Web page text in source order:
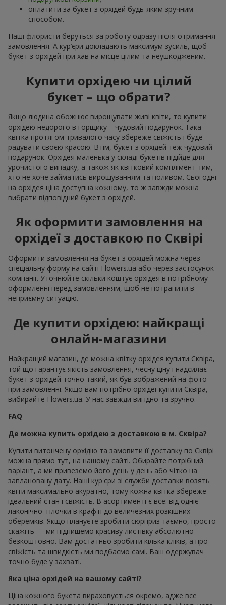
оплатити за букет з орхідей будь-яким зручним
способом.
Наші флористи беруться за роботу одразу після отримання
замовлення. А кур’єри докладають максимум зусиль, щоб
букет з орхідей приїхав на місце цілим та неушкодженим.
Купити орхідею чи цілий
букет – що обрати?
Якщо людина обожнює вирощувати живі квіти, то купити
орхідею недорого в горщику – чудовий подарунок. Така
квітка протягом тривалого часу збереже свіжість і буде
радувати своєю красою. Втім, букет з орхідей теж чудовий
подарунок. Орхідея маленька у складі букетів підійде для
урочистого випадку, а також як квітковий комплімент тим,
хто не хоче займатись вирощуванням та поливом. Сьогодні
на орхідея ціна доступна кожному, то ж завжди можна
вибрати відповідний букет з орхідей.
Як оформити замовлення на
орхідеї з доставкою по Сквірі
Оформити замовлення на букет з орхідей можна через
спеціальну форму на сайті Flowers.ua або через застосунок
компанії. Уточнюйте скільки коштує орхідея в потрібному
оформленні перед замовленням, щоб не потрапити в
неприємну ситуацію.
Де купити орхідею: найкращі
онлайн-магазини
Найкращий магазин, де можна квітку орхідея купити Сквіра,
той що гарантує якість замовлення, чесну ціну і надсилає
букет з орхідей точно такий, як був зображений на фото
при замовленні. Якщо вам потрібно орхідеї купити Сквіра,
вибирайте Flowers.ua. У нас завжди вигідно та зручно.
FAQ
Де можна купить орхідею з доставкою в м. Сквіра?
Купити витончену орхідію та замовити її доставку по Сквірі
можна прямо тут, на нашому сайті. Обирайте потрібний
варіант, а ми привеземо його день у день або чітко на
заплановану дату. Наші кур'єри зі служби доставки возять
квіти максимально акуратно, тому кожна квітка збереже
ідеальний стан і свіжість. В асортименті є все: від однієї
лаконічної гілочки в крафті до величезних розкішних
оберемків. Якщо плануєте зробити сюрприз таємно, просто
скажіть — ми підпишемо красиву листівку абсолютно
безкоштовно. Вам достатньо зробити кілька кліків, а про
свіжість та швидкість ми подбаємо самі. Ваш одержувач
точно буде у захваті.
Яка ціна орхідей на вашому сайті?
Ціна кожного букета вираховується окремо, адже все